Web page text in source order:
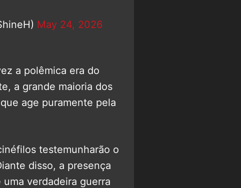
May 24, 2026
a polêmica era do
a grande maioria dos
age puramente pela
testemunharão o
disso, a presença
verdadeira guerra